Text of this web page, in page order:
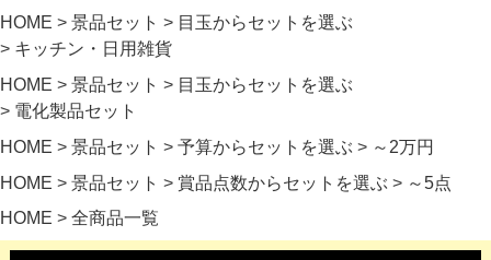
HOME
景品セット
目玉からセットを選ぶ
キッチン・日用雑貨
HOME
景品セット
目玉からセットを選ぶ
電化製品セット
HOME
景品セット 予算からセットを選ぶ
～2万円
HOME
景品セット 賞品点数からセットを選ぶ
～5点
HOME
全商品一覧